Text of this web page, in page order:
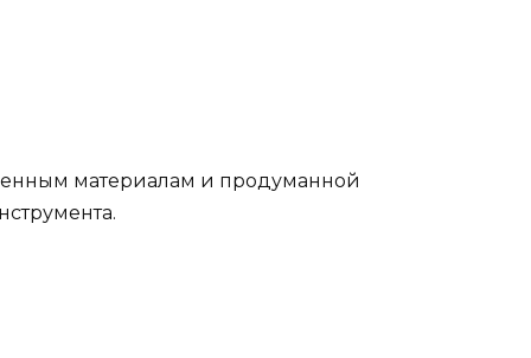
материалам и продуманной